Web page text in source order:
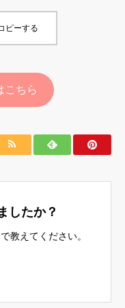
ピーする
こちら
したか？
教えてください。